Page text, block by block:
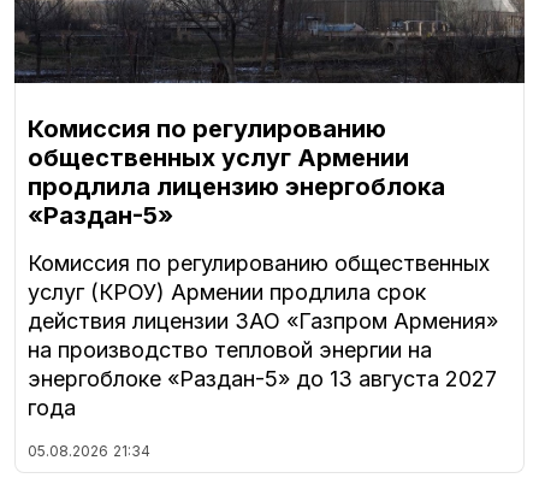
Комиссия по регулированию
общественных услуг Армении
продлила лицензию энергоблока
«Раздан-5»
Комиссия по регулированию общественных
услуг (КРОУ) Армении продлила срок
действия лицензии ЗАО «Газпром Армения»
на производство тепловой энергии на
энергоблоке «Раздан-5» до 13 августа 2027
года
05.08.2026 21:34